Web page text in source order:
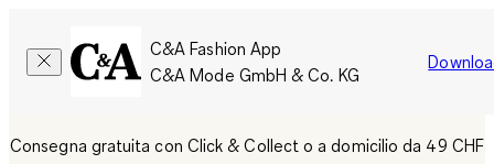
C&A Fashion App
C&A Mode GmbH & Co. KG
Consegna gratuita con Click & Collect o a domicilio da 49 CHF